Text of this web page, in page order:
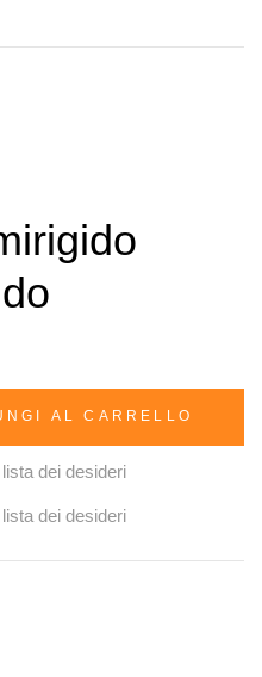
AL CARRELLO
dei desideri
dei desideri